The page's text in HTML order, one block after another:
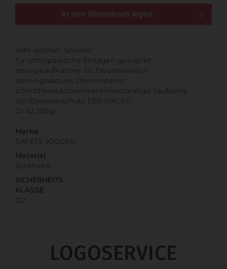
In den Warenkorb legen
sehr leichter Sneaker
für orthopädische Einlagen geeignet
energieaufnahme im Fersenbereich
atmungsaktives Obermaterial
schnittfeste&chemikalienbeständige Laufsohle
Spritzwasserschutz ESD SRC FO
Gr.42 250gr.
Marke
SAFETY JOGGER
Material
Synthetik
SICHERHEITS
KLASSE
O2
LOGOSERVICE